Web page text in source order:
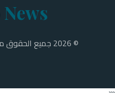
News
© 2026 جميع الحقوق محفوظة لـ Petro News
```